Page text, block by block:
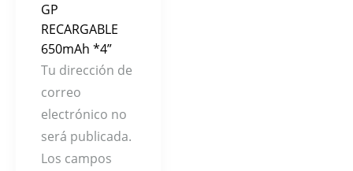
GP
RECARGABLE
650mAh *4”
Tu dirección de
correo
electrónico no
será publicada.
Los campos